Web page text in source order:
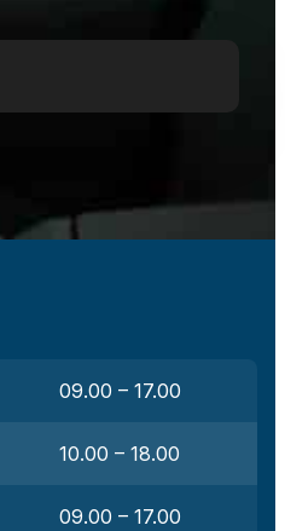
09.00 – 17.00
10.00 – 18.00
09.00 – 17.00